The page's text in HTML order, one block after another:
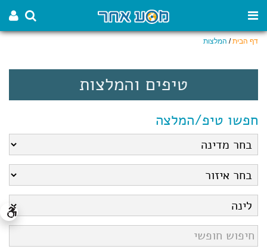
דף הבית/ המלצות
טיפים והמלצות
חפשו טיפ/המלצה